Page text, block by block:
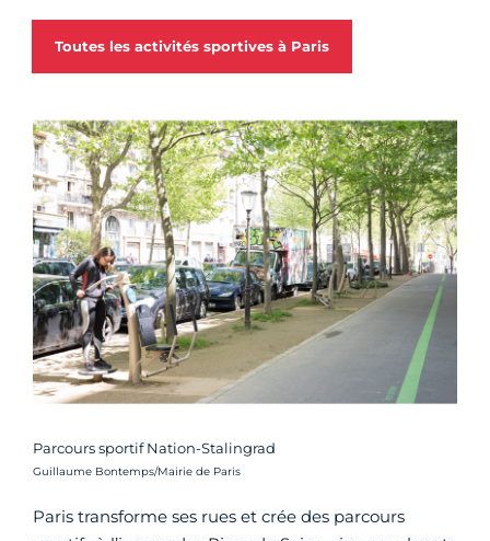
Toutes les activités sportives à Paris
Parcours sportif Nation-Stalingrad
Crédit photo :
Guillaume Bontemps/Mairie de Paris
Paris transforme ses rues et crée des parcours